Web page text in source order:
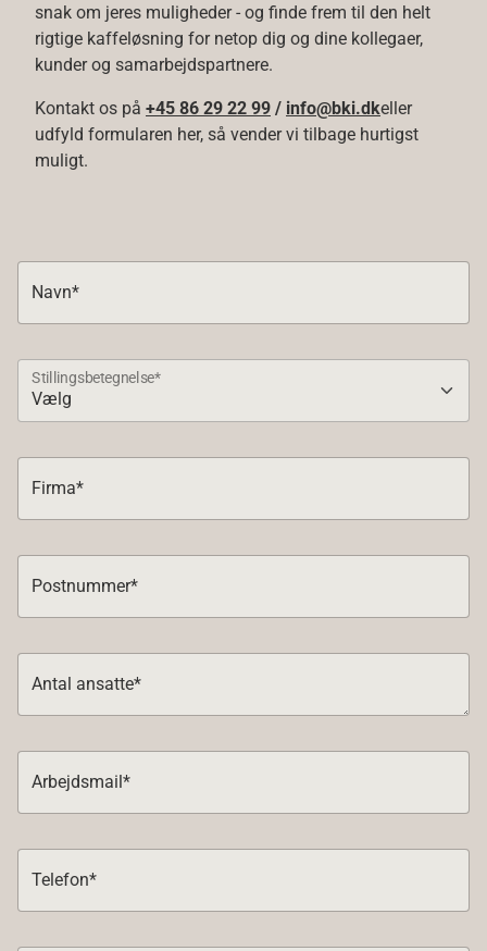
snak om jeres muligheder - og finde frem til den helt
rigtige kaffeløsning for netop dig og dine kollegaer,
kunder og samarbejdspartnere.
Kontakt os på +45 86 29 22 99 / info@bki.dkeller
udfyld formularen her, så vender vi tilbage hurtigst
muligt.
Navn*
Stillingsbetegnelse*
Firma*
Postnummer*
Antal ansatte*
Arbejdsmail*
Telefon*